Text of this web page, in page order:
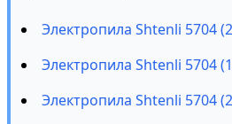
Электропила Shtenli 5704
Электропила Shtenli 5704
Электропила Shtenli 5704